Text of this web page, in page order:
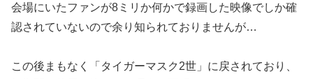
会場にいたファンが8ミリか何かで録画した映像でしか確
認されていないので余り知られておりませんが…
この後まもなく「タイガーマスク2世」に戻されており、